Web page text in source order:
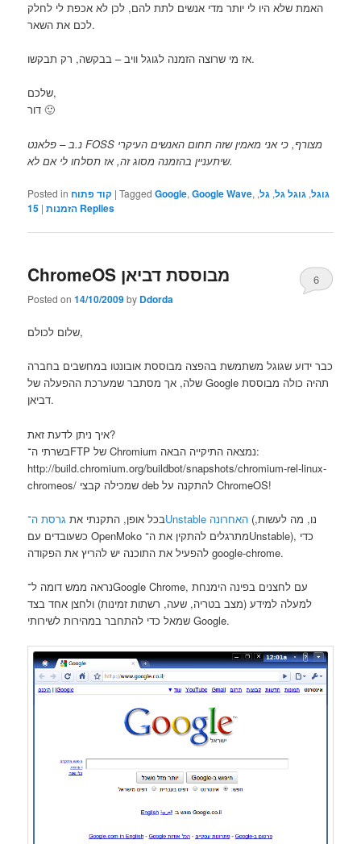
האמת שלא היו לי יותר מדי אנשים לתת להם, לכן לא אכפת לי לחלק
לכם את השאר.
אז מי שרוצה הזמנה לגוגל וויב – בבקשה, רק תבקשו.
שלכם,
דור 🙂
נ.ב – פלאנט FOSS מצורף, כי אני מאמין שזה תחום האנשים העיקרי
שיתעניין בהזמנה מסוג זה, אז תסלחו לי אם לא.
Posted in קוד פתוח |Tagged Google,Google Wave, גוגל, גוגל גל, גל,
הזמנות |
15 Replies
ChromeOS מבוססת דביאן
Posted on14/10/2009by Ddorda
6
שלום לכולם,
כבר ידוע שגוגל משתמשת בהפצה מבוססת אובונטו במחשבים בחברה
שלה, אך מסתבר שמערכת ההפעלה של Google תהיה כולה מבוססת
דביאן.
איך ניתן לדעת זאת?
בשרתי ה־FTP של Chromium נמצאה התיקייה הבאה:
http://build.chromium.org/buildbot/snapshots/chromium-rel-linux-
chromeos/ שמכילה קבצי deb להתקנה על ChromeOS!
בכל אופן, התקנתי את גרסת ה־Unstable האחרונה (נו, מה לעשות,
כשעובדים עם OpenMoko מתרגלים להתקין את ה־Unstable), כדי
להפעיל את התוכנה יש להריץ את הפקודה google-chrome.
נראה ממש דומה ל־Google Chrome, עם לחצנים בפינה הימנחת
למעלה למידע (מצב בטריה, שעה, רשתות זמינות) ולחצן אחד בצד
שמאל כדי להתחבר במהירות לשירותי Google.